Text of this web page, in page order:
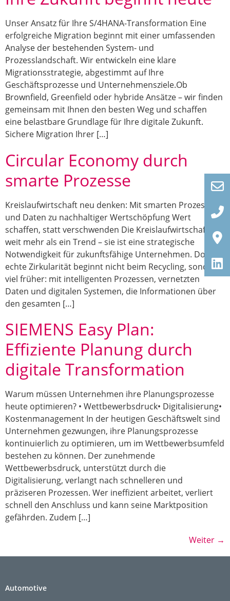
Unser Ansatz für Ihre S/4HANA-Transformation Eine
erfolgreiche Migration beginnt mit einer umfassenden
Analyse der bestehenden System- und
Prozesslandschaft. Wir entwickeln eine klare
Migrationsstrategie, abgestimmt auf Ihre
Geschäftsprozesse und Unternehmensziele.Ob
Brownfield, Greenfield oder hybride Ansätze – wir finden
gemeinsam mit Ihnen den besten Weg und schaffen
eine belastbare Grundlage für Ihre digitale Zukunft.
Sichere Migration Ihrer […]
Circular Economy durch
smarte Prozesse
Kreislaufwirtschaft neu denken: Mit smarten Prozessen
und Daten zu nachhaltiger Wertschöpfung Wert
schaffen, statt verschwenden Die Kreislaufwirtschaft ist
weit mehr als ein Trend – sie ist eine strategische
Notwendigkeit für zukunftsfähige Unternehmen. Doch
echte Zirkularität beginnt nicht beim Recycling, sondern
viel früher: mit intelligenten Prozessen, vernetzten
Daten und digitalen Systemen, die Informationen über
den gesamten […]
SIEMENS Easy Plan:
Effiziente Planung durch
digitale Transformation
Warum müssen Unternehmen ihre Planungsprozesse
heute optimieren? • Wettbewerbsdruck• Digitalisierung•
Kostenmanagement In der heutigen Geschäftswelt sind
Unternehmen gezwungen, ihre Planungsprozesse
kontinuierlich zu optimieren, um im Wettbewerbsumfeld
bestehen zu können. Der zunehmende
Wettbewerbsdruck, unterstützt durch die
Digitalisierung, verlangt nach schnelleren und
präziseren Prozessen. Wer ineffizient arbeitet, verliert
schnell den Anschluss und kann seine Marktposition
gefährden. Zudem […]
Weiter →
Automotive